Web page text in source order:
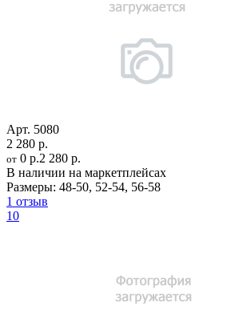
Арт. 5080
2 280 р.
от 0 р.2 280 р.
В наличии на маркетплейсах
Размеры: 48-50, 52-54, 56-58
1 отзыв
10